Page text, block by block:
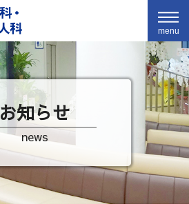
menu
お知らせ
news